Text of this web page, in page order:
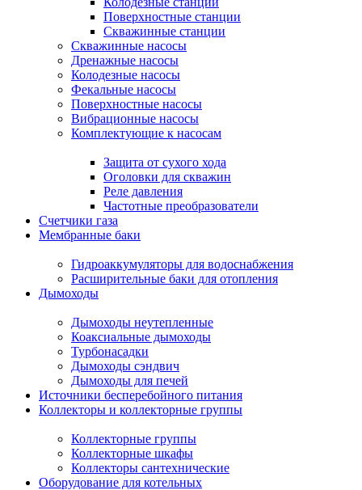
Поверхностные станции
Скважинные станции
Скважинные насосы
Дренажные насосы
Колодезные насосы
Фекальные насосы
Поверхностные насосы
Вибрационные насосы
Комплектующие к насосам
Защита от сухого хода
Оголовки для скважин
Реле давления
Частотные преобразователи
Счетчики газа
Мембранные баки
Гидроаккумуляторы для водоснабжения
Расширительные баки для отопления
Дымоходы
Дымоходы неутепленные
Коаксиальные дымоходы
Турбонасадки
Дымоходы сэндвич
Дымоходы для печей
Источники бесперебойного питания
Коллекторы и коллекторные группы
Коллекторные группы
Коллекторные шкафы
Коллекторы сантехнические
Оборудование для котельных